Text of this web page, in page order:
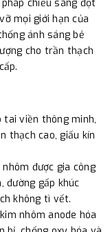
chiếu sáng đột
mọi giới hạn của
ánh sáng bẻ
cho trần thạch
tai viền thông minh,
thạch cao, giấu kín
nhôm được gia công
đường gấp khúc
không tì vết.
nhôm anode hóa